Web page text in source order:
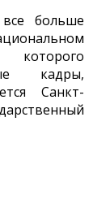
больше
кадры,
Санкт-